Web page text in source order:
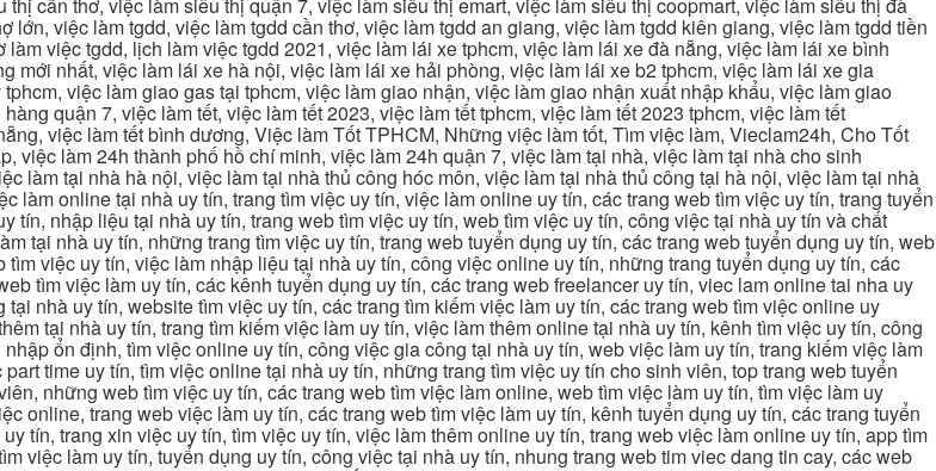
cần thơ, việc làm siêu thị quận 7, việc làm siêu thị emart, việc làm siêu thị coopmart, việc làm siêu thị đà
việc làm tgdd, việc làm tgdd cần thơ, việc làm tgdd an giang, việc làm tgdd kiên giang, việc làm tgdd tiền
việc tgdd, lịch làm việc tgdd 2021, việc làm lái xe tphcm, việc làm lái xe đà nẵng, việc làm lái xe bình
nhất, việc làm lái xe hà nội, việc làm lái xe hải phòng, việc làm lái xe b2 tphcm, việc làm lái xe gia
việc làm giao gas tại tphcm, việc làm giao nhận, việc làm giao nhận xuất nhập khẩu, việc làm giao
quận 7, việc làm tết, việc làm tết 2023, việc làm tết tphcm, việc làm tết 2023 tphcm, việc làm tết
việc làm tết bình dương, Việc làm Tốt TPHCM, Những việc làm tốt, Tìm việc làm, Vieclam24h, Cho Tốt
làm 24h thành phố hồ chí minh, việc làm 24h quận 7, việc làm tại nhà, việc làm tại nhà cho sinh
làm tại nhà hà nội, việc làm tại nhà thủ công hóc môn, việc làm tại nhà thủ công tại hà nội, việc làm tại nhà
làm online tại nhà uy tín, trang tìm việc uy tín, việc làm online uy tín, các trang web tìm việc uy tín, trang tuyển
nhập liệu tại nhà uy tín, trang web tìm việc uy tín, web tìm việc uy tín, công việc tại nhà uy tín và chất
tại nhà uy tín, những trang tìm việc uy tín, trang web tuyển dụng uy tín, các trang web tuyển dụng uy tín, web
việc uy tín, việc làm nhập liệu tại nhà uy tín, công việc online uy tín, những trang tuyển dụng uy tín, các
tìm việc làm uy tín, các kênh tuyển dụng uy tín, các trang web freelancer uy tín, viec lam online tai nha uy
nhà uy tín, website tìm việc uy tín, các trang tìm kiếm việc làm uy tín, các trang web tìm việc online uy
tại nhà uy tín, trang tìm kiếm việc làm uy tín, việc làm thêm online tại nhà uy tín, kênh tìm việc uy tín, công
ổn định, tìm việc online uy tín, công việc gia công tại nhà uy tín, web việc làm uy tín, trang kiếm việc làm
time uy tín, tìm việc online tại nhà uy tín, những trang tìm việc uy tín cho sinh viên, top trang web tuyển
những web tìm việc uy tín, các trang web tìm việc làm online, web tìm việc làm uy tín, tìm việc làm uy
online, trang web việc làm uy tín, các trang web tìm việc làm uy tín, kênh tuyển dụng uy tín, các trang tuyển
tín, trang xin việc uy tín, tìm việc uy tín, việc làm thêm online uy tín, trang web việc làm online uy tín, app tìm
việc làm uy tín, tuyển dụng uy tín, công việc tại nhà uy tín, nhung trang web tim viec dang tin cay, các web